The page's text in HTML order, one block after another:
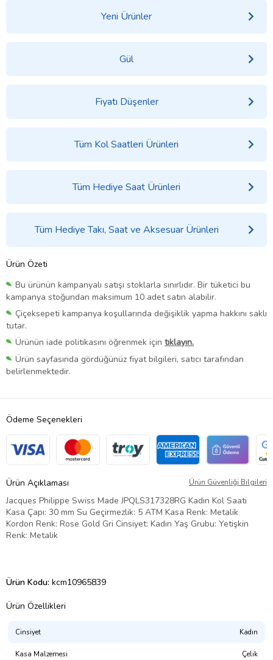
Yeni Ürünler
Gül
Fiyatı Düşenler
Tüm Kol Saatleri Ürünleri
Tüm Hediye Saat Ürünleri
Tüm Hediye Takı, Saat ve Aksesuar Ürünleri
Ürün Özeti
Bu ürünün kampanyalı satışı stoklarla sınırlıdır. Bir tüketici bu
kampanya stoğundan maksimum 10 adet satın alabilir.
Çiçeksepeti kampanya koşullarında değişiklik yapma hakkını saklı
tutar.
Ürünün iade politikasını öğrenmek için tıklayın.
Ürün sayfasında gördüğünüz fiyat bilgileri, satıcı tarafından
belirlenmektedir.
Ödeme Seçenekleri
Ürün Açıklaması Ürün Güvenliği Bilgileri
Jacques Philippe Swiss Made JPQLS317328RG Kadın Kol Saati
Kasa Çapı: 30 mm Su Geçirmezlik: 5 ATM Kasa Renk: Metalik
Kordon Renk: Rose Gold Gri Cinsiyet: Kadın Yaş Grubu: Yetişkin
Renk: Metalik
Ürün Kodu: kcm10965839
Ürün Özellikleri
Cinsiyet Kadın
Kasa Malzemesi Çelik